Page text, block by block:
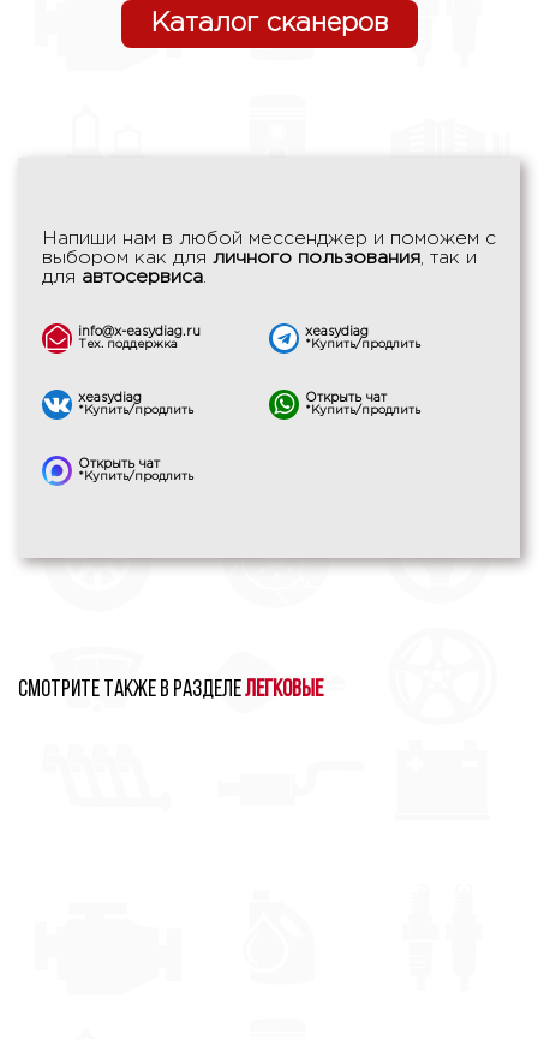
Каталог сканеров
Напиши нам в любой мессенджер и поможем с
выбором как для личного пользования , так и
для автосервиса
info@x-easydiag.ru
Тех. поддержка
xeasydiag
*Купить/продлить
xeasydiag
*Купить/продлить
Открыть чат
*Купить/продлить
Открыть чат
*Купить/продлить
Смотрите также в разделеЛегковые